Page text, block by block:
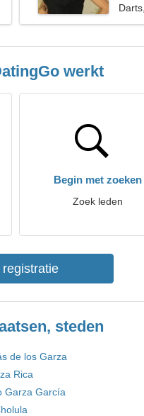
werkt
Begin met zoeken
Zoek leden
registratie
steden
de los Garza
Rica
Garza García